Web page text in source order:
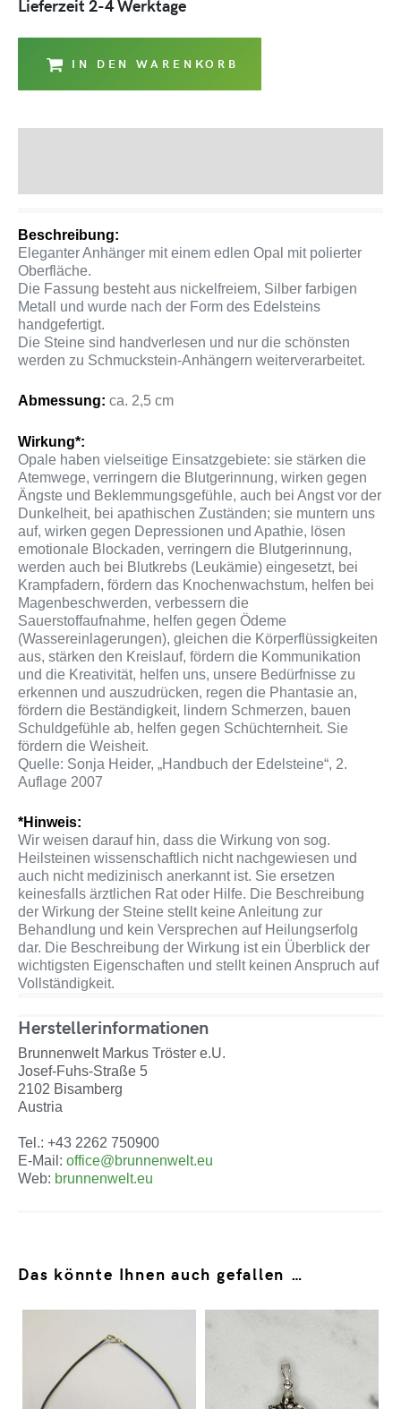
Lieferzeit 2-4 Werktage
IN DEN WARENKORB
Beschreibung:
Eleganter Anhänger mit einem edlen Opal mit polierter
Oberfläche.
Die Fassung besteht aus nickelfreiem, Silber farbigen
Metall und wurde nach der Form des Edelsteins
handgefertigt.
Die Steine sind handverlesen und nur die schönsten
werden zu Schmuckstein-Anhängern weiterverarbeitet.
Abmessung: ca. 2,5 cm
Wirkung*:
Opale haben vielseitige Einsatzgebiete: sie stärken die
Atemwege, verringern die Blutgerinnung, wirken gegen
Ängste und Beklemmungsgefühle, auch bei Angst vor der
Dunkelheit, bei apathischen Zuständen; sie muntern uns
auf, wirken gegen Depressionen und Apathie, lösen
emotionale Blockaden, verringern die Blutgerinnung,
werden auch bei Blutkrebs (Leukämie) eingesetzt, bei
Krampfadern, fördern das Knochenwachstum, helfen bei
Magenbeschwerden, verbessern die
Sauerstoffaufnahme, helfen gegen Ödeme
(Wassereinlagerungen), gleichen die Körperflüssigkeiten
aus, stärken den Kreislauf, fördern die Kommunikation
und die Kreativität, helfen uns, unsere Bedürfnisse zu
erkennen und auszudrücken, regen die Phantasie an,
fördern die Beständigkeit, lindern Schmerzen, bauen
Schuldgefühle ab, helfen gegen Schüchternheit. Sie
fördern die Weisheit.
Quelle: Sonja Heider, „Handbuch der Edelsteine“, 2.
Auflage 2007
*Hinweis:
Wir weisen darauf hin, dass die Wirkung von sog.
Heilsteinen wissenschaftlich nicht nachgewiesen und
auch nicht medizinisch anerkannt ist. Sie ersetzen
keinesfalls ärztlichen Rat oder Hilfe. Die Beschreibung
der Wirkung der Steine stellt keine Anleitung zur
Behandlung und kein Versprechen auf Heilungserfolg
dar. Die Beschreibung der Wirkung ist ein Überblick der
wichtigsten Eigenschaften und stellt keinen Anspruch auf
Vollständigkeit.
Herstellerinformationen
Brunnenwelt Markus Tröster e.U.
Josef-Fuhs-Straße 5
2102 Bisamberg
Austria
Tel.: +43 2262 750900
E-Mail: office@brunnenwelt.eu
Web: brunnenwelt.eu
Das könnte Ihnen auch gefallen …